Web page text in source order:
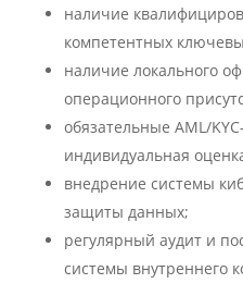
наличие
компетентных
наличие локального
операционного
обязательные AML/
индивидуальная
внедрение системы
защиты данных;
регулярный аудит и
системы внутреннего